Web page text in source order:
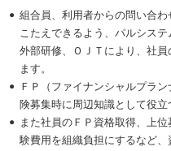
組合員、利用者からの問い合
こたえできるよう、パルシステ
外部研修、ＯＪＴにより、社
ます。
ＦＰ（ファイナンシャルプラ
険募集時に周辺知識として役立
また社員のＦＰ資格取得、上
験費用を組織負担にするなど